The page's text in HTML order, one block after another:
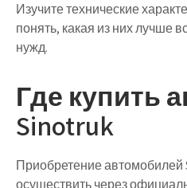
Изучите технические
понять, какая из них лучше
нужд.
Где купить
Sinotruk
Приобретение
осуществить через